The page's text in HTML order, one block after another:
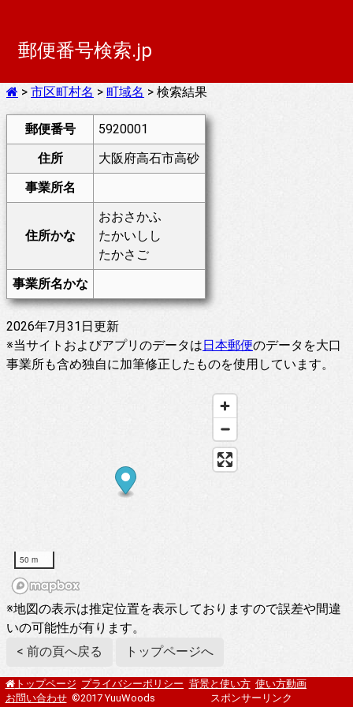
郵便番号検索.jp
> 市区町村名 > 町域名 > 検索結果
郵便番号
5920001
住所
大阪府高石市高砂
事業所名
住所かな
おおさかふ
たかいしし
たかさご
事業所名かな
2026年7月31日更新
※当サイトおよびアプリのデータは日本郵便のデータを大口
事業所も含め独自に加筆修正したものを使用しています。
50 m
※地図の表示は推定位置を表示しておりますので誤差や間違
いの可能性が有ります。
< 前の頁へ戻る
トップページへ
トップページ プライバシーポリシー 背景と使い方 使い方動画
お問い合わせ ©2017 YuuWoods スポンサーリンク